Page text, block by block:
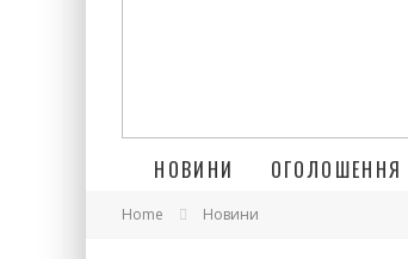
НОВИНИ ОГОЛОШЕННЯ
Home Новини